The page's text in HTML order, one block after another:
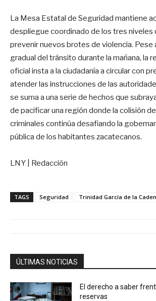
La Mesa Estatal de Seguridad mantiene
despliegue coordinado de los tres niveles
prevenir nuevos brotes de violencia. Pese
gradual del tránsito durante la mañana, la
oficial insta a la ciudadanía a circular con
atender las instrucciones de las
se suma a una serie de hechos que
de pacificar una región donde la colisión
criminales continúa desafiando la
pública de los habitantes zacatecanos.
LNY | Redacción
TAGS Seguridad Trinidad García de la
ÚLTIMAS NOTICIAS
El derecho a saber
reservas